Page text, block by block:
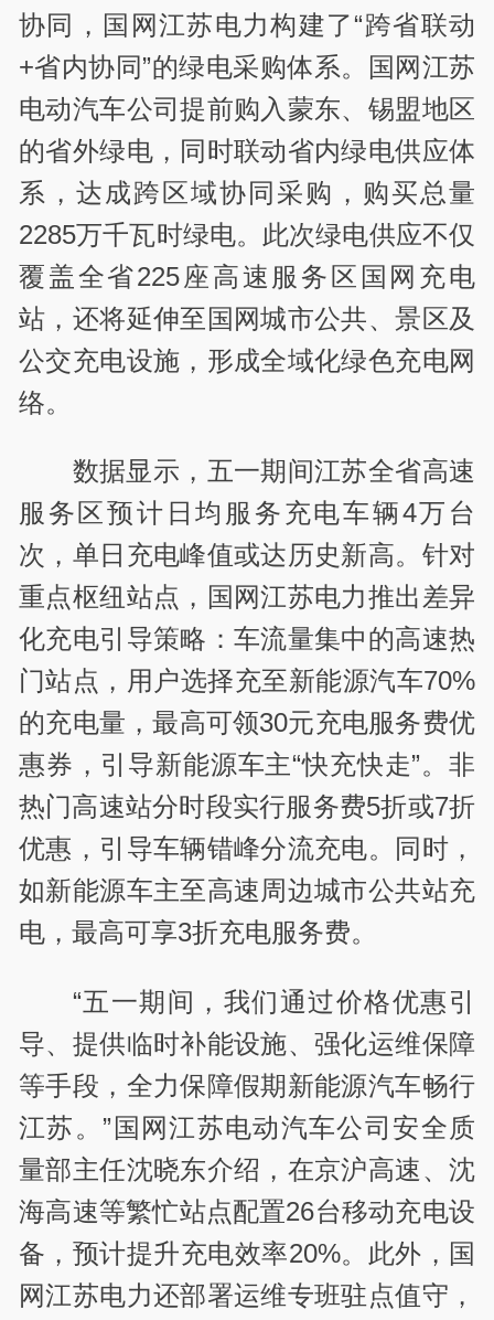
协同，国网江苏电力构建了“跨省联动
+省内协同”的绿电采购体系。国网江苏
电动汽车公司提前购入蒙东、锡盟地区
的省外绿电，同时联动省内绿电供应体
系，达成跨区域协同采购，购买总量
2285万千瓦时绿电。此次绿电供应不仅
覆盖全省225座高速服务区国网充电
站，还将延伸至国网城市公共、景区及
公交充电设施，形成全域化绿色充电网
络。
数据显示，五一期间江苏全省高速
服务区预计日均服务充电车辆4万台
次，单日充电峰值或达历史新高。针对
重点枢纽站点，国网江苏电力推出差异
化充电引导策略：车流量集中的高速热
门站点，用户选择充至新能源汽车70%
的充电量，最高可领30元充电服务费优
惠券，引导新能源车主“快充快走”。非
热门高速站分时段实行服务费5折或7折
优惠，引导车辆错峰分流充电。同时，
如新能源车主至高速周边城市公共站充
电，最高可享3折充电服务费。
“五一期间，我们通过价格优惠引
导、提供临时补能设施、强化运维保障
等手段，全力保障假期新能源汽车畅行
江苏。”国网江苏电动汽车公司安全质
量部主任沈晓东介绍，在京沪高速、沈
海高速等繁忙站点配置26台移动充电设
备，预计提升充电效率20%。此外，国
网江苏电力还部署运维专班驻点值守，